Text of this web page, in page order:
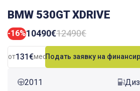
BMW 530GT XDRIVE
-16%10490€12490€
от131€мес.Подать заявку на
2011